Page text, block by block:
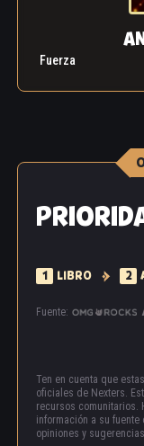
Fuerza
1 LIBRO 2
Fuente:
Ten en cuenta que
oficiales de Nexters.
recursos comunitarios.
información a su
opiniones y